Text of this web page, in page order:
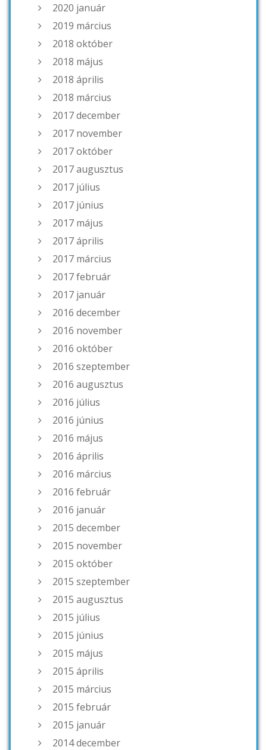
2020 január
2019 március
2018 október
2018 május
2018 április
2018 március
2017 december
2017 november
2017 október
2017 augusztus
2017 július
2017 június
2017 május
2017 április
2017 március
2017 február
2017 január
2016 december
2016 november
2016 október
2016 szeptember
2016 augusztus
2016 július
2016 június
2016 május
2016 április
2016 március
2016 február
2016 január
2015 december
2015 november
2015 október
2015 szeptember
2015 augusztus
2015 július
2015 június
2015 május
2015 április
2015 március
2015 február
2015 január
2014 december